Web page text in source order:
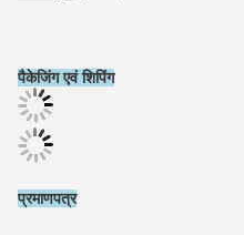
पैकेजिंग एवं शिपिंग
प्रमाणपत्र